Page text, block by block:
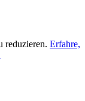
reduzieren. Erfahre,